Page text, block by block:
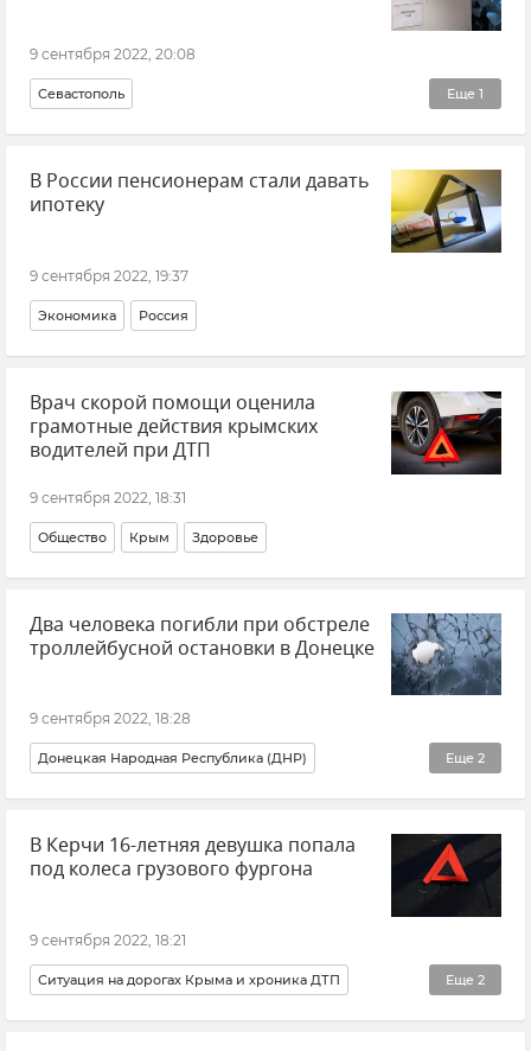
9 сентября 2022, 20:08
Еще 1
Севастополь
Здравоохранение в Крыму и Севастополе
В России пенсионерам стали давать
ипотеку
9 сентября 2022, 19:37
Экономика Россия
Врач скорой помощи оценила
грамотные действия крымских
водителей при ДТП
9 сентября 2022, 18:31
Общество Крым Здоровье
Два человека погибли при обстреле
троллейбусной остановки в Донецке
9 сентября 2022, 18:28
Еще 2
Донецкая Народная Республика (ДНР)
ВСУ (Вооруженные силы Украины) Происшествия
В Керчи 16-летняя девушка попала
под колеса грузового фургона
9 сентября 2022, 18:21
Еще 2
Ситуация на дорогах Крыма и хроника ДТП
Происшествия Керчь